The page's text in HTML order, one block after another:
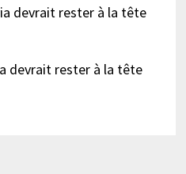
devrait rester à la tête
devrait rester à la tête